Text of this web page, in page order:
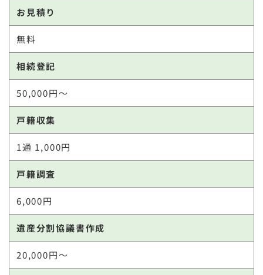
お見積り
無料
相続登記
50,000円～
戸籍収集
1通 1,000円
戸籍調査
6,000円
遺産分割協議書作成
20,000円～